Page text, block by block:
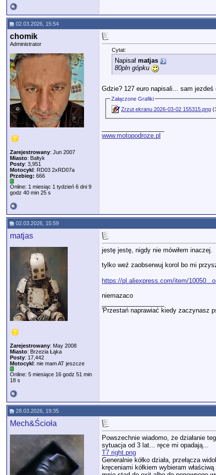
02.03.2026, 15:54
chomik
Administrator
Zarejestrowany: Jun 2007
Miasto: Bałtyk
Posty: 3,951
Motocykl: RD03 2xRD07a
Przebieg: 666
Online: 1 miesiąc 1 tydzień 6 dni 9
godz 40 min 25 s
Cytat:
Napisał matjas
80pln gópku
Gdzie? 127 euro napisali... sam jezdeś
Załączone Grafiki
Zrzut ekranu 2026-03-02 155315.png
www.motopodroze.pl
02.03.2026, 15:59
matjas
Zarejestrowany: May 2008
Miasto: Brzezia Łąka
Posty: 17,442
Motocykl: nie mam AT jeszcze
Online: 5 miesiące 16 godz 51 min
18 s
jestę jestę, nigdy nie mówiłem inaczej.
tylko weź zaobserwuj korol bo mi
https://pl.aliexpress.com/item/
niemazaco
'Przestań naprawiać kiedy zaczynasz
28.03.2026, 19:35
Mech&Ścioła
Powszechnie wiadomo, że działanie
sytuacja od 3 lat... ręce mi opadają...
T7 right.png
Generalnie kółko działa, przełącza
kręceniami kółkiem wybieram